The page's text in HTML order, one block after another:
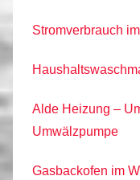
Stromverbrauch
Alde Heizung –
Umwälzpumpe
Gasbackofen im